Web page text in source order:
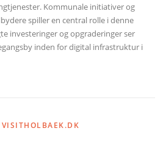
Kommunale initiativer og
spiller en central rolle i denne
investeringer og opgraderinger ser
inden for digital infrastruktur i